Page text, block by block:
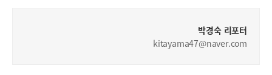
박경숙 리포터
kitayama47@naver.com